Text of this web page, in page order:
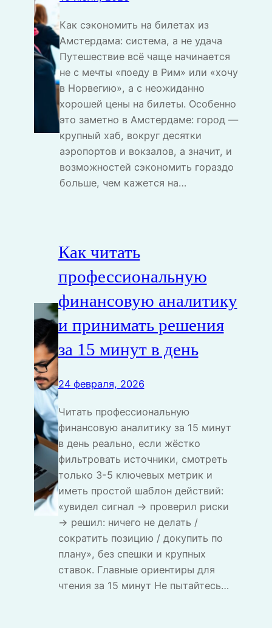
Как сэкономить на билетах из
Амстердама: система, а не удача
Путешествие всё чаще начинается
не с мечты «поеду в Рим» или «хочу
в Норвегию», а с неожиданно
хорошей цены на билеты. Особенно
это заметно в Амстердаме: город —
крупный хаб, вокруг десятки
аэропортов и вокзалов, а значит, и
возможностей сэкономить гораздо
больше, чем кажется на…
Как читать
профессиональную
финансовую аналитику
и принимать решения
за 15 минут в день
24 февраля, 2026
Читать профессиональную
финансовую аналитику за 15 минут
в день реально, если жёстко
фильтровать источники, смотреть
только 3-5 ключевых метрик и
иметь простой шаблон действий:
«увидел сигнал → проверил риски
→ решил: ничего не делать /
сократить позицию / докупить по
плану», без спешки и крупных
ставок. Главные ориентиры для
чтения за 15 минут Не пытайтесь…